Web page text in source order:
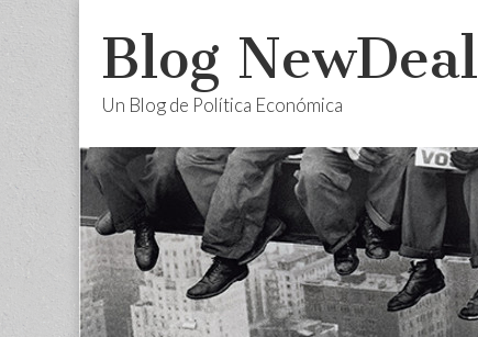
Blog NewDeal
Un Blog de Política Económica